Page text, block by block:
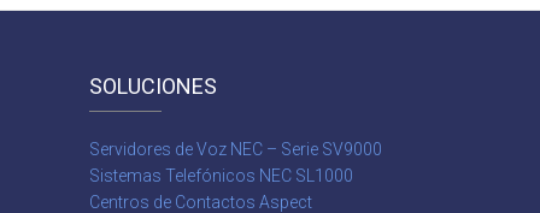
SOLUCIONES
Servidores de Voz NEC – Serie SV9000
Sistemas Telefónicos NEC SL1000
Centros de Contactos Aspect